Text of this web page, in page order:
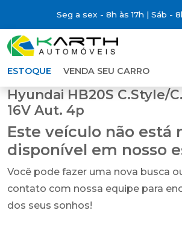
Seg a sex - 8h às 17h | Sáb -
ESTOQUE VENDA SEU CARRO
Hyundai HB20S C.Style/
16V Aut. 4p
Este veículo não está
disponível em nosso
Você pode fazer uma nova busca
contato com nossa equipe para
dos seus sonhos!